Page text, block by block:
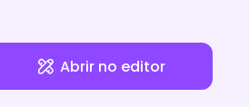
com tampa flip
Abrir no editor